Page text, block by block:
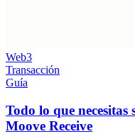
Web3
Transacción
Guía
Todo lo que necesitas
Moove Receive